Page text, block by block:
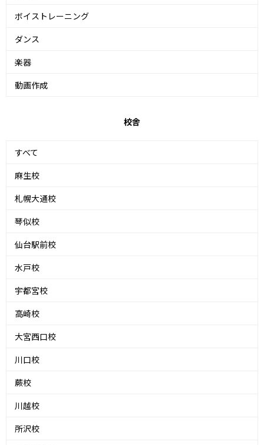
ボイストレーニング
ダンス
楽器
動画作成
校舎
すべて
麻生校
札幌大通校
琴似校
仙台駅前校
水戸校
宇都宮校
高崎校
大宮西口校
川口校
蕨校
川越校
所沢校